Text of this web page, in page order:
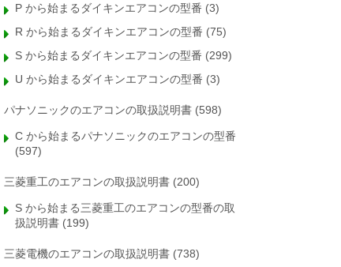
P から始まるダイキンエアコンの型番 (3)
R から始まるダイキンエアコンの型番 (75)
S から始まるダイキンエアコンの型番 (299)
U から始まるダイキンエアコンの型番 (3)
パナソニックのエアコンの取扱説明書 (598)
C から始まるパナソニックのエアコンの型番
(597)
三菱重工のエアコンの取扱説明書 (200)
S から始まる三菱重工のエアコンの型番の取
扱説明書 (199)
三菱電機のエアコンの取扱説明書 (738)